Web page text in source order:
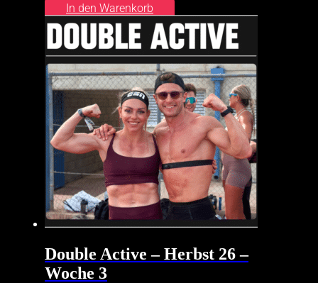
In den Warenkorb
Double Active – Herbst 26 –
Woche 3